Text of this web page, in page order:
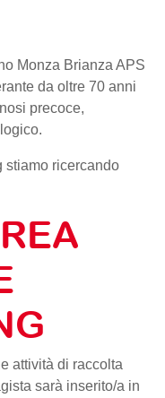
Monza Brianza APS
da oltre 70 anni
precoce,
stiamo ricercando
attività di raccolta
sarà inserito/a in